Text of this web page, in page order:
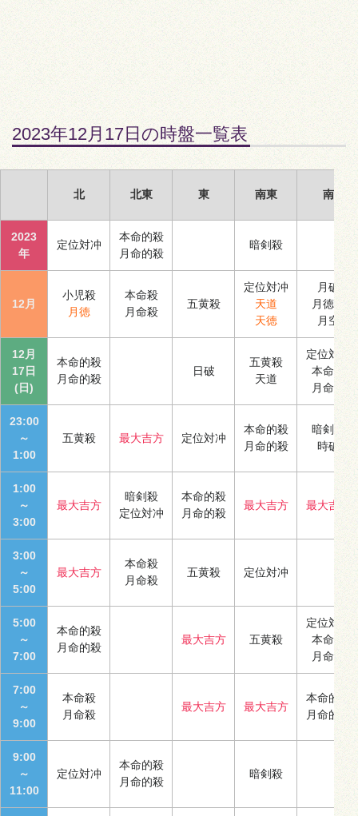
2023年12月17日の時盤一覧表
北 北東 東 南東 南
2023
年
定位対冲
本命的殺
月命的殺
暗剣殺
12月
小児殺
月徳
本命殺
月命殺
五黄殺
定位対冲
天道
天徳
月破
月徳合
月空
12月
17日
(日)
本命的殺
月命的殺
日破
五黄殺
天道
定位対冲
本命殺
月命殺
23:00
～
1:00
五黄殺 最大吉方 定位対冲
本命的殺
月命的殺
暗剣殺
時破
1:00
～
3:00
最大吉方
暗剣殺
定位対冲
本命的殺
月命的殺
最大吉方 最大吉方
3:00
～
5:00
最大吉方
本命殺
月命殺
五黄殺 定位対冲
5:00
～
7:00
本命的殺
月命的殺
最大吉方 五黄殺
定位対冲
本命殺
月命殺
7:00
～
9:00
本命殺
月命殺
最大吉方 最大吉方
本命的殺
月命的殺
9:00
～
11:00
定位対冲
本命的殺
月命的殺
暗剣殺